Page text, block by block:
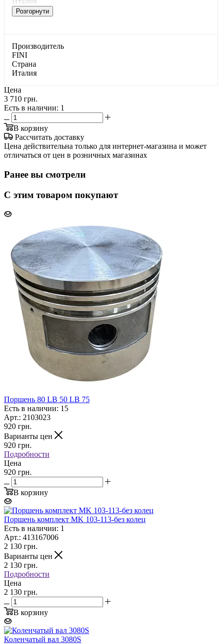
Розгорнути
Производитель
FINI
Страна
Италия
Цена
3 710 грн.
Есть в наличии: 1
В корзину
Рассчитать доставку
Цена действительна только для интернет-магазина и может
отличаться от цен в розничных магазинах
Ранее вы смотрели
С этим товаром покупают
Поршень 80 LB 50 LB 75
Есть в наличии: 15
Арт.: 2103023
920 грн.
Варианты цен
920 грн.
Подробности
Цена
920 грн.
В корзину
Поршень комплект MK 103-113-без колец
Есть в наличии: 1
Арт.: 413167006
2 130 грн.
Варианты цен
2 130 грн.
Подробности
Цена
2 130 грн.
В корзину
Коленчатый вал 3080S